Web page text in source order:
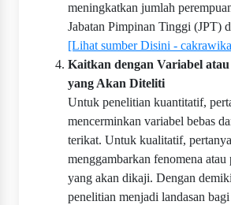
meningkatkan jumlah
Jabatan Pimpinan Tinggi (JPT)
[Lihat sumber Disini -
Kaitkan dengan Variabel atau
yang Akan Diteliti
Untuk penelitian kuantitatif,
mencerminkan variabel bebas
terikat. Untuk kualitatif,
menggambarkan fenomena atau
yang akan dikaji. Dengan
penelitian menjadi landasan